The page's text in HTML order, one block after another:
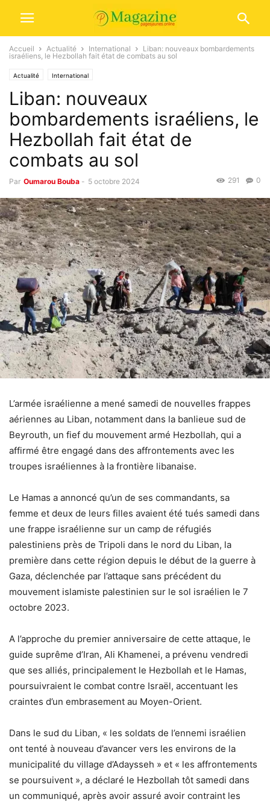
Accueil Actualité International
Liban: nouveaux bombardements
israéliens, le Hezbollah fait état de combats au sol
Actualité International
Liban: nouveaux
bombardements israéliens, le
Hezbollah fait état de
combats au sol
Par Oumarou Bouba - 5 octobre 2024 0
291
L’armée israélienne a mené samedi de nouvelles frappes
aériennes au Liban, notamment dans la banlieue sud de
Beyrouth, un fief du mouvement armé Hezbollah, qui a
affirmé être engagé dans des affrontements avec les
troupes israéliennes à la frontière libanaise.
Le Hamas a annoncé qu’un de ses commandants, sa
femme et deux de leurs filles avaient été tués samedi dans
une frappe israélienne sur un camp de réfugiés
palestiniens près de Tripoli dans le nord du Liban, la
première dans cette région depuis le début de la guerre à
Gaza, déclenchée par l’attaque sans précédent du
mouvement islamiste palestinien sur le sol israélien le 7
octobre 2023.
A l’approche du premier anniversaire de cette attaque, le
guide suprême d’Iran, Ali Khamenei, a prévenu vendredi
que ses alliés, principalement le Hezbollah et le Hamas,
poursuivraient le combat contre Israël, accentuant les
craintes d’un embrasement au Moyen-Orient.
Dans le sud du Liban, « les soldats de l’ennemi israélien
ont tenté à nouveau d’avancer vers les environs de la
municipalité du village d’Adaysseh » et « les affrontements
se poursuivent », a déclaré le Hezbollah tôt samedi dans
un communiqué, après avoir assuré avoir contraint les